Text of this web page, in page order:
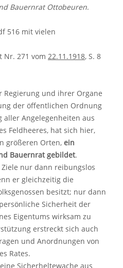
Bauernrat Ottobeuren.
516 mit vielen
Nr. 271 vom 22.11.1918, S. 8
Regierung und ihrer Organe
der öffentlichen Ordnung
aller Angelegenheiten aus
Feldheeres, hat sich hier,
größeren Orten, ein
Bauernrat gebildet.
nur dann reibungslos
er gleichzeitig die
besitzt; nur dann
Sicherheit der
Eigentums wirksam zu
erstreckt sich auch
und Anordnungen von
Rates.
Sicherheltewache aus